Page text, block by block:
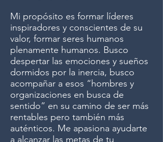
Mi propósito es formar líderes
inspiradores y conscientes de su
valor, formar seres humanos
plenamente humanos. Busco
despertar las emociones y sueños
dormidos por la inercia, busco
acompañar a esos “hombres y
organizaciones en busca de
sentido” en su camino de ser más
rentables pero también más
auténticos. Me apasiona ayudarte
a alcanzar las metas de tu